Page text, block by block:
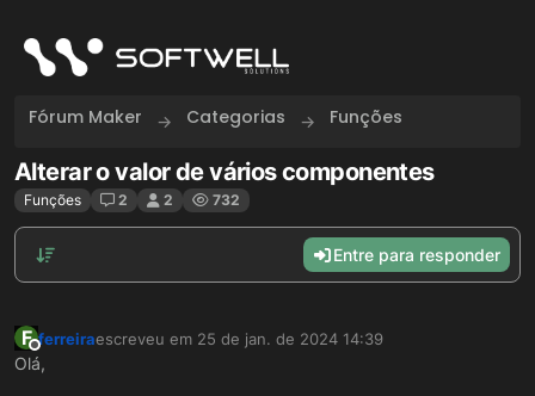
Fórum Maker Categorias Funções
Alterar o valor de vários componentes
Funções 2 2 732
Entre para responder
F
Offline
ferreiraescreveu em 25 de jan. de 2024 14:39
última edição por
Olá,